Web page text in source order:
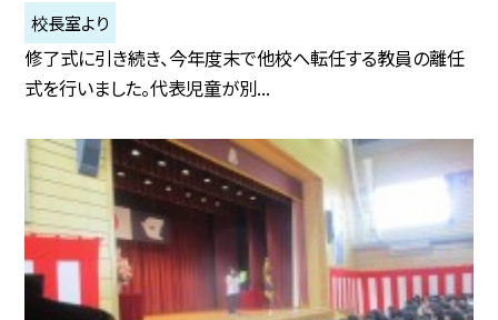
校長室より
修了式に引き続き、今年度末で他校へ転任する教員の離任
式を行いました。代表児童が別...